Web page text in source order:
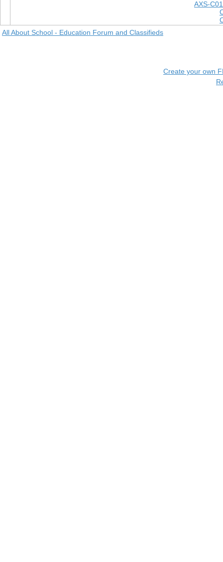
AXS-
All About School - Education Forum and Classifieds
Create your own